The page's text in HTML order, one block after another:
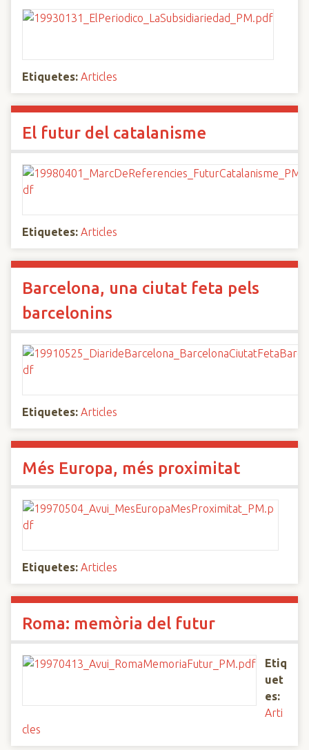
Etiquetes: Articles
El futur del catalanisme
Etiquetes: Articles
Barcelona, una ciutat feta pels
barcelonins
Etiquetes: Articles
Més Europa, més proximitat
Etiquetes: Articles
Roma: memòria del futur
Etiq
uet
es:
Arti
cles